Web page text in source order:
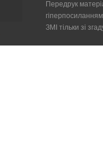
Передрук
ЗМІ тільки зі